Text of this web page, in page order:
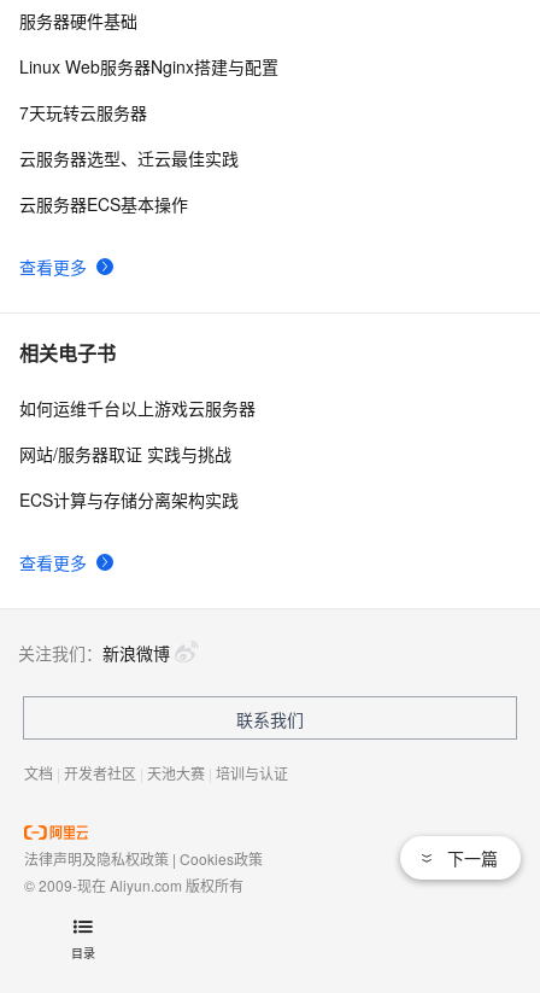
目录
10阿里云“飞天加速计划”ECS使用体验
查看更多
服务器硬件基础
Linux Web服务器Nginx搭建与配置
7天玩转云服务器
云服务器选型、迁云最佳实践
云服务器ECS基本操作
相关电子书
查看更多
如何运维千台以上游戏云服务器
网站/服务器取证 实践与挑战
ECS计算与存储分离架构实践
下一篇
关注我们： 新浪微博
联系我们
文档 | 开发者社区 | 天池大赛 | 培训与认证
法律声明及隐私权政策 | Cookies政策
© 2009-现在 Aliyun.com 版权所有
域名注册服务机构许可：